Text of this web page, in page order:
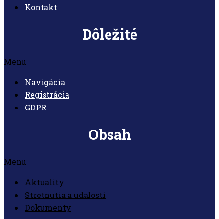
Kontakt
Dôležité
Menu
Navigácia
Registrácia
GDPR
Obsah
Menu
Aktuality
Stretnutia a udalosti
Dokumenty